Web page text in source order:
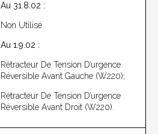
Au 31.8.02 :
Non Utilisé
Au 1.9.02 :
Rétracteur De Tension D’urgence
Réversible Avant Gauche (W220);
Rétracteur De Tension D’urgence
Réversible Avant Droit (W220).